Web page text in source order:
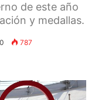
de este año
y medallas.
0 787